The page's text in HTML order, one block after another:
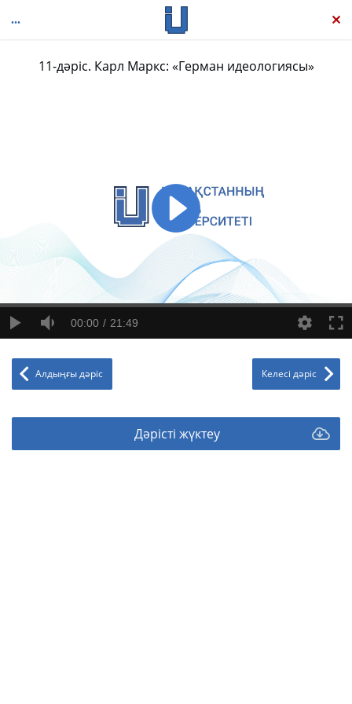
11-дәріс. Карл Маркс: «Герман идеологиясы»
00:00 21:49
Алдыңғы дәріс Келесі дәріс
Дәрісті жүктеу